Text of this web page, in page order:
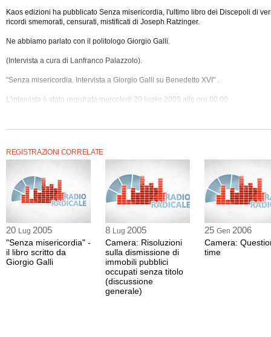
Kaos edizioni ha pubblicato Senza misericordia, l'ultimo libro dei Discepoli di
ricordi smemorati, censurati, mistificati di Joseph Ratzinger.
Ne abbiamo parlato con il politologo Giorgio Galli.
(Intervista a cura di Lanfranco Palazzolo).
"Senza misericordia. Intervista a Giorgio Galli su Benedetto XVI" .
L'intervista è stata registrata mercoledì 20 luglio 2005 alle ore 00:00.
REGISTRAZIONI CORRELATE
20 Lug 2005
"Senza misericordia" -
il libro scritto da
Giorgio Galli
8 Lug 2005
Camera: Risoluzioni
sulla dismissione di
immobili pubblici
occupati senza titolo
(discussione
generale)
25 Gen 2006
Camera:
time